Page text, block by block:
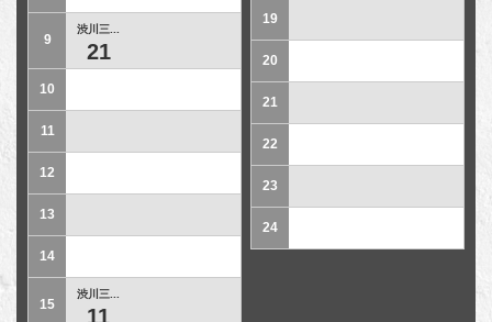
9
渋川三...
21
10
11
12
13
14
15
渋川三...
11
19
20
21
22
23
24